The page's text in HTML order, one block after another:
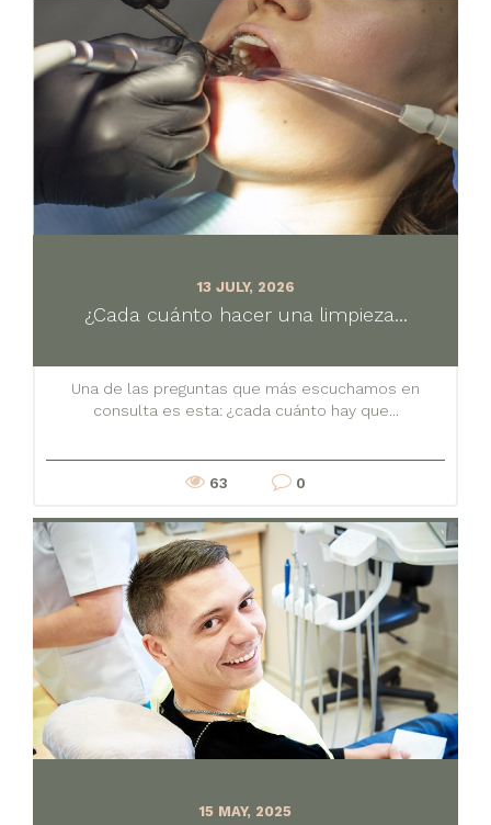
13 JULY, 2026
¿Cada cuánto hacer una limpieza...
Una de las preguntas que más escuchamos en
consulta es esta: ¿cada cuánto hay que...
63 0
15 MAY, 2025